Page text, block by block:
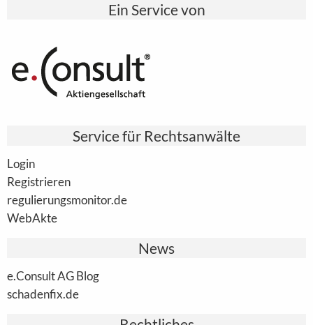
Ein Service von
Service für Rechtsanwälte
Login
Registrieren
regulierungsmonitor.de
WebAkte
News
e.Consult AG Blog
schadenfix.de